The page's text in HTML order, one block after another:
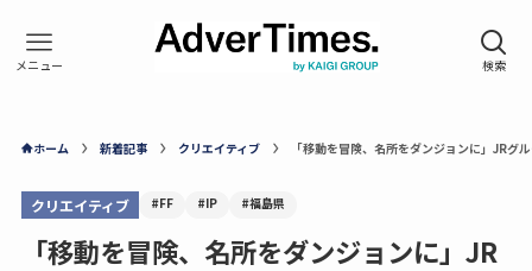
ホーム 新着記事 クリエイティブ 「移動を冒険、名所をダンジョンに」JRグ
クリエイティブ #FF #IP #福島県
「移動を冒険、名所をダンジョンに」JR